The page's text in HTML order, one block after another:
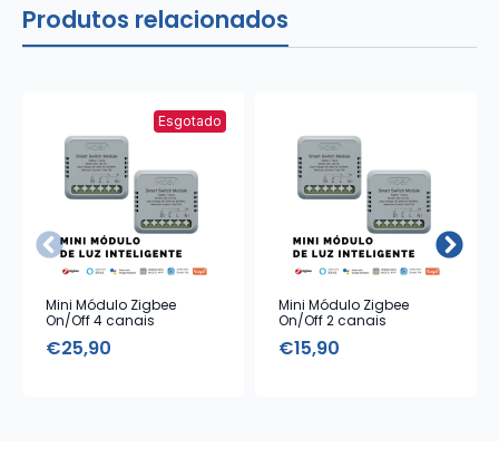
Produtos relacionados
Esgotado
Mini Módulo Zigbee
On/Off 4 canais
€25,90
Mini Módulo Zigbee
On/Off 2 canais
€15,90